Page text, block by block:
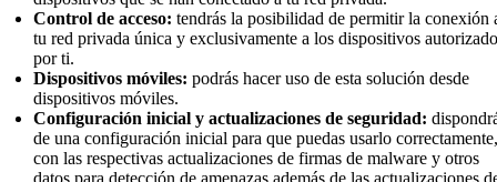
Control de acceso: tendrás la posibilidad de permitir la conexión
tu red privada única y exclusivamente a los dispositivos
por ti.
Dispositivos móviles: podrás hacer uso de esta solución desde
dispositivos móviles.
Configuración inicial y actualizaciones de seguridad:
de una configuración inicial para que puedas usarlo
con las respectivas actualizaciones de firmas de malware y otros
datos para detección de amenazas además de las actualizaciones